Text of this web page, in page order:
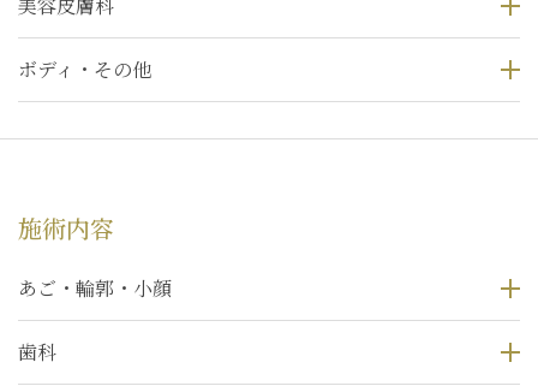
ボディ・その他
施術内容
あご・輪郭・小顔
歯科